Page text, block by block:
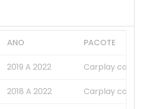
ANO PACOTE
2019 A 2022 Carplay com
2018 A 2022 Carplay com